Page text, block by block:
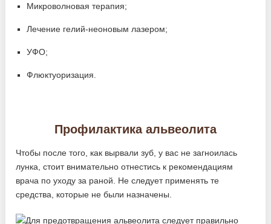
Микроволновая терапия;
Лечение гелий-неоновым лазером;
УФО;
Флюктуоризация.
Профилактика альвеолита
Чтобы после того, как вырвали зуб, у вас не загноилась
лунка, стоит внимательно отнестись к рекомендациям
врача по уходу за раной. Не следует применять те
средства, которые не были назначены.